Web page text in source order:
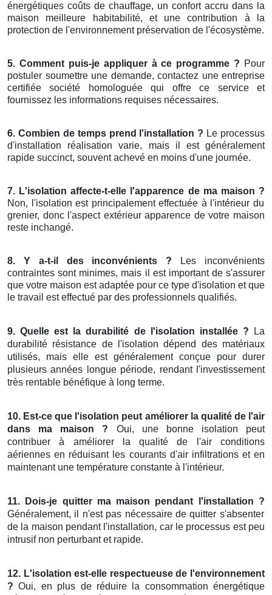
énergétiques coûts de chauffage, un confort accru dans la
maison meilleure habitabilité, et une contribution à la
protection de l'environnement préservation de l'écosystème.
5. Comment puis-je appliquer à ce programme ? Pour
postuler soumettre une demande, contactez une entreprise
certifiée société homologuée qui offre ce service et
fournissez les informations requises nécessaires.
6. Combien de temps prend l'installation ? Le processus
d'installation réalisation varie, mais il est généralement
rapide succinct, souvent achevé en moins d'une journée.
7. L'isolation affecte-t-elle l'apparence de ma maison ?
Non, l'isolation est principalement effectuée à l'intérieur du
grenier, donc l'aspect extérieur apparence de votre maison
reste inchangé.
8. Y a-t-il des inconvénients ? Les inconvénients
contraintes sont minimes, mais il est important de s'assurer
que votre maison est adaptée pour ce type d'isolation et que
le travail est effectué par des professionnels qualifiés.
9. Quelle est la durabilité de l'isolation installée ? La
durabilité résistance de l'isolation dépend des matériaux
utilisés, mais elle est généralement conçue pour durer
plusieurs années longue période, rendant l'investissement
très rentable bénéfique à long terme.
10. Est-ce que l'isolation peut améliorer la qualité de l'air
dans ma maison ? Oui, une bonne isolation peut
contribuer à améliorer la qualité de l'air conditions
aériennes en réduisant les courants d'air infiltrations et en
maintenant une température constante à l'intérieur.
11. Dois-je quitter ma maison pendant l'installation ?
Généralement, il n'est pas nécessaire de quitter s'absenter
de la maison pendant l'installation, car le processus est peu
intrusif non perturbant et rapide.
12. L'isolation est-elle respectueuse de l'environnement
? Oui, en plus de réduire la consommation énergétique